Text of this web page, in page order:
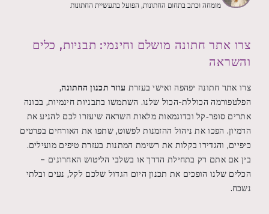
מומחה וכתב בתחום החתונות, הפועל בתעשיית החתונות
צרו אתר חתונה מושלם וחינמי: תבניות, כלים
והשראה
צרו אתר חתונה יפהפה ואישי בעזרת עוזר תכנון החתונה,
הפלטפורמה הכוללת-הכול שלנו. השתמשו בתבניות חינמיות, בבונה
אתרים סופר‑קל ובדוגמאות מלאות השראה שיעזרו לכם להניע את
הדמיון. הפכו את ניהול ההזמנות לפשוט, שתפו את האורחים בפרטים
כיפיים, והגדירו בקלות את רשימת המתנות בעזרת טיפים מועילים.
בין אם אתם רק בתחילת הדרך או בשלבי הליטוש האחרונים –
הכלים שלנו הופכים את תכנון היום הגדול שלכם לקל, נעים ובלתי
נשכח.